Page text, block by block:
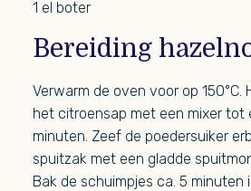
1 el boter
Bereiding
Verwarm de oven voor op
het citroensap met een mixer tot
minuten. Zeef de poedersuiker
spuitzak met een gladde
Bak de schuimpjes ca. 5